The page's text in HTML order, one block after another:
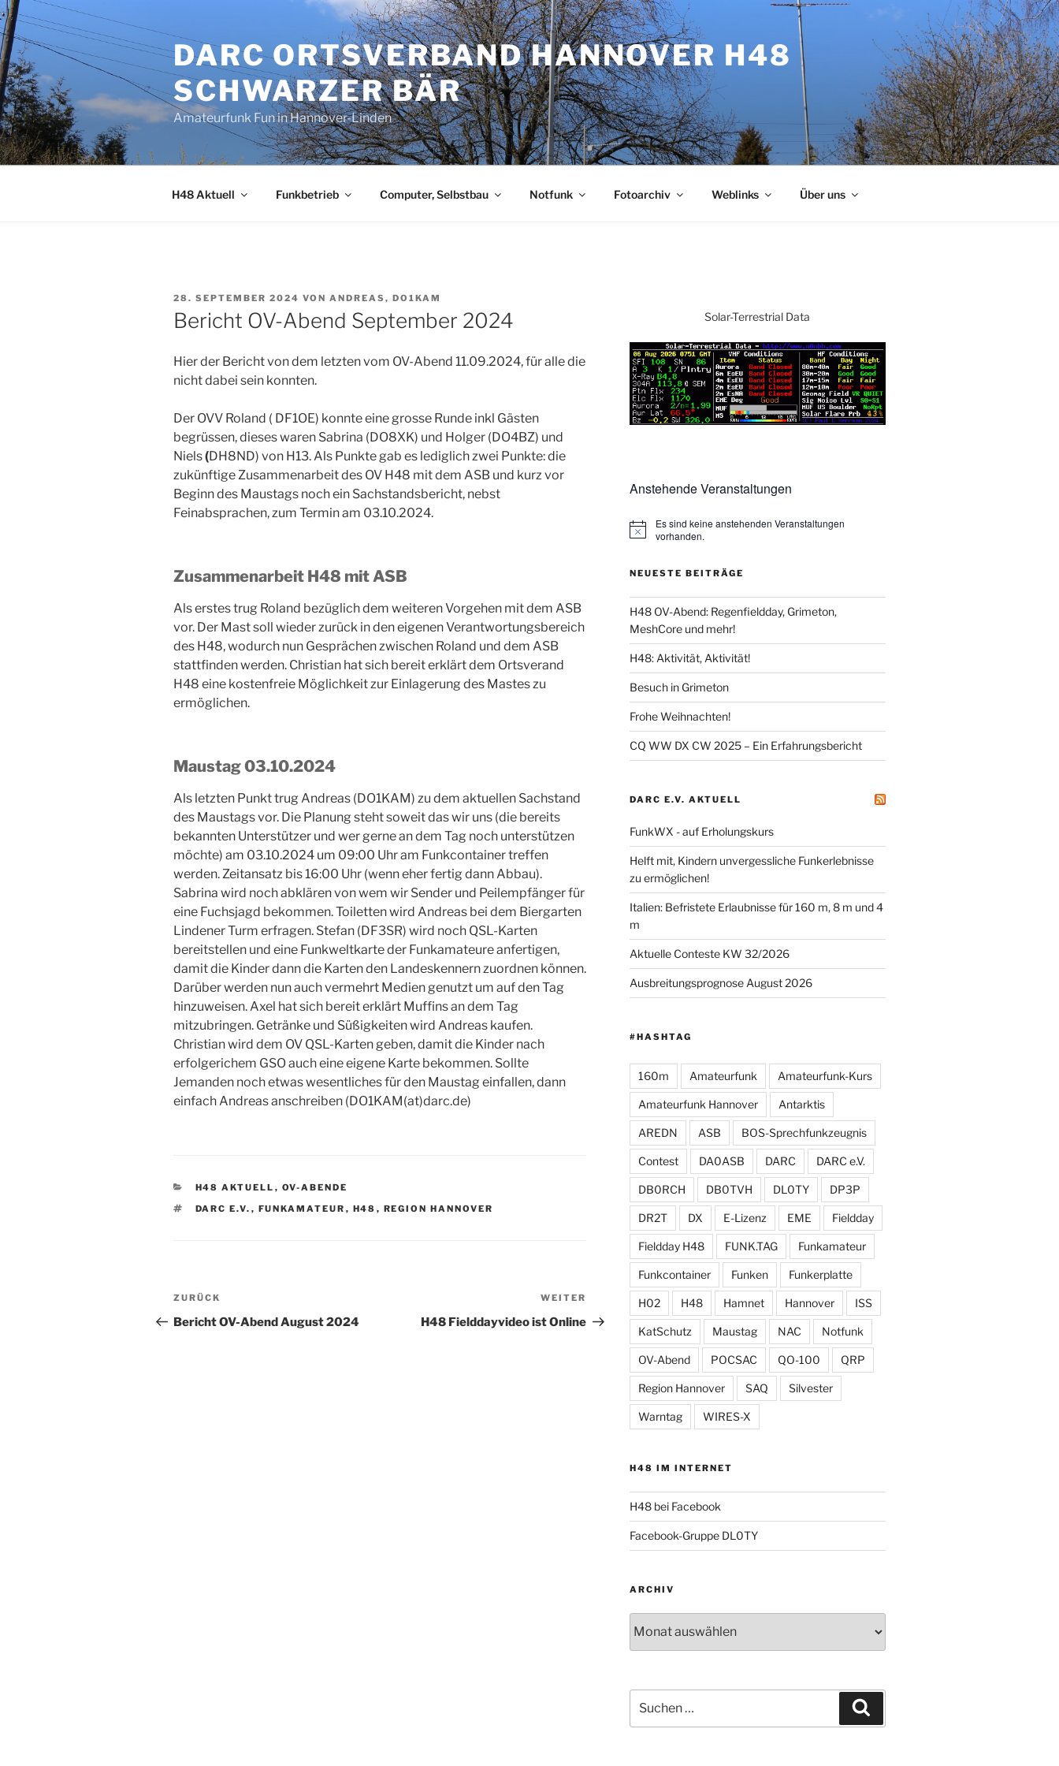
Zum
Inhalt
springen
DARC ORTSVERBAND HANNOVER H48
SCHWARZER BÄR
Amateurfunk Fun in Hannover-Linden
H48 Aktuell Funkbetrieb Computer, Selbstbau Notfunk Fotoarchiv Weblinks Über uns
VERÖFFENTLICHT
AM
28. SEPTEMBER 2024 VON ANDREAS, DO1KAM
Bericht OV-Abend September 2024
Hier der Bericht von dem letzten vom OV-Abend 11.09.2024, für alle die
nicht dabei sein konnten.
Der OVV Roland ( DF1OE) konnte eine grosse Runde inkl Gästen
begrüssen, dieses waren Sabrina (DO8XK) und Holger (DO4BZ) und
Niels(DH8ND) von H13. Als Punkte gab es lediglich zwei Punkte: die
zukünftige Zusammenarbeit des OV H48 mit dem ASB und kurz vor
Beginn des Maustags noch ein Sachstandsbericht, nebst
Feinabsprachen, zum Termin am 03.10.2024.
Zusammenarbeit H48 mit ASB
Als erstes trug Roland bezüglich dem weiteren Vorgehen mit dem ASB
vor. Der Mast soll wieder zurück in den eigenen Verantwortungsbereich
des H48, wodurch nun Gesprächen zwischen Roland und dem ASB
stattfinden werden. Christian hat sich bereit erklärt dem Ortsverand
H48 eine kostenfreie Möglichkeit zur Einlagerung des Mastes zu
ermöglichen.
Maustag 03.10.2024
Als letzten Punkt trug Andreas (DO1KAM) zu dem aktuellen Sachstand
des Maustags vor. Die Planung steht soweit das wir uns (die bereits
bekannten Unterstützer und wer gerne an dem Tag noch unterstützen
möchte) am 03.10.2024 um 09:00 Uhr am Funkcontainer treffen
werden. Zeitansatz bis 16:00 Uhr (wenn eher fertig dann Abbau).
Sabrina wird noch abklären von wem wir Sender und Peilempfänger für
eine Fuchsjagd bekommen. Toiletten wird Andreas bei dem Biergarten
Lindener Turm erfragen. Stefan (DF3SR) wird noch QSL-Karten
bereitstellen und eine Funkweltkarte der Funkamateure anfertigen,
damit die Kinder dann die Karten den Landeskennern zuordnen können.
Darüber werden nun auch vermehrt Medien genutzt um auf den Tag
hinzuweisen. Axel hat sich bereit erklärt Muffins an dem Tag
mitzubringen. Getränke und Süßigkeiten wird Andreas kaufen.
Christian wird dem OV QSL-Karten geben, damit die Kinder nach
erfolgerichem GSO auch eine eigene Karte bekommen. Sollte
Jemanden noch etwas wesentliches für den Maustag einfallen, dann
einfach Andreas anschreiben (DO1KAM(at)darc.de)
KATEGORIEN
H48 AKTUELL , OV-ABENDE
SCHLAGWÖRTER
DARC E.V. , FUNKAMATEUR , H48 , REGION HANNOVER
Beitrags-
Navigation
Vorheriger
Beitrag
ZURÜCK
Bericht OV-Abend August 2024
Nächster
Beitrag
WEITER
H48 Fielddayvideo ist Online
Solar-Terrestrial Data
Anstehende Veranstaltungen
Es sind keine anstehenden Veranstaltungen
vorhanden.
NEUESTE BEITRÄGE
H48 OV-Abend: Regenfieldday, Grimeton,
MeshCore und mehr!
H48: Aktivität, Aktivität!
Besuch in Grimeton
Frohe Weihnachten!
CQ WW DX CW 2025 – Ein Erfahrungsbericht
DARC E.V. AKTUELL
FunkWX - auf Erholungskurs
Helft mit, Kindern unvergessliche Funkerlebnisse
zu ermöglichen!
Italien: Befristete Erlaubnisse für 160 m, 8 m und 4
m
Aktuelle Conteste KW 32/2026
Ausbreitungsprognose August 2026
#HASHTAG
160m Amateurfunk Amateurfunk-Kurs
Amateurfunk Hannover Antarktis
AREDN ASB BOS-Sprechfunkzeugnis
Contest DA0ASB DARC DARC e.V.
DB0RCH DB0TVH DL0TY DP3P
DR2T DX E-Lizenz EME Fieldday
Fieldday H48 FUNK.TAG Funkamateur
Funkcontainer Funken Funkerplatte
H02 H48 Hamnet Hannover ISS
KatSchutz Maustag NAC Notfunk
OV-Abend POCSAC QO-100 QRP
Region Hannover SAQ Silvester
Warntag WIRES-X
H48 IM INTERNET
H48 bei Facebook
Facebook-Gruppe DL0TY
ARCHIV
nach: